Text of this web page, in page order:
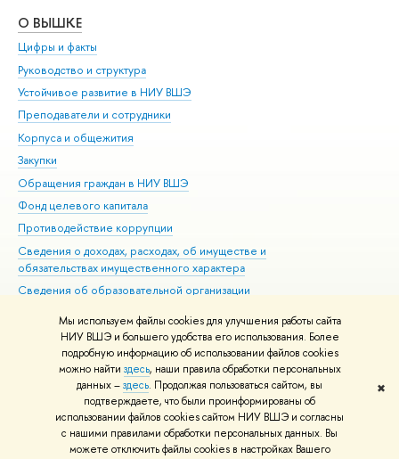
Мы используем файлы cookies для улучшения работы сайта
НИУ ВШЭ и большего удобства его использования. Более
подробную информацию об использовании файлов cookies
можно найти здесь, наши правила обработки персональных
данных –здесь. Продолжая пользоваться сайтом, вы
подтверждаете, что были проинформированы об
использовании файлов cookies сайтом НИУ ВШЭ и согласны
с нашими правилами обработки персональных данных. Вы
можете отключить файлы cookies в настройках Вашего
✖
О ВЫШКЕ
Цифры и факты
Руководство и структура
Устойчивое развитие в НИУ ВШЭ
Преподаватели и сотрудники
Корпуса и общежития
Закупки
Обращения граждан в НИУ ВШЭ
Фонд целевого капитала
Противодействие коррупции
Сведения о доходах, расходах, об имуществе и
обязательствах имущественного характера
Сведения об образовательной организации
Людям с ограниченными возможностями здоровья
Единая платежная страница
Работа в Вышке
© НИУ ВШЭ 1993–2026 Адреса и контакты Условия использования
материалов Политика конфиденциальности Карта сайта
Шрифты HSE Sans и HSE Slab разработаны вШколе дизайна НИУ ВШЭ